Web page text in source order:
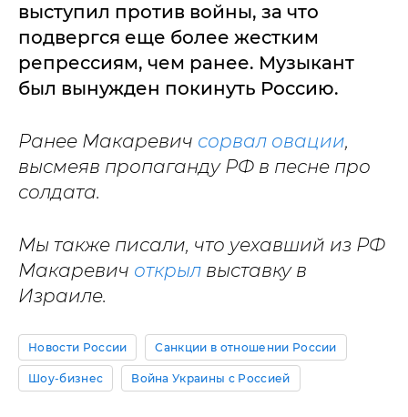
выступил против войны, за что
подвергся еще более жестким
репрессиям, чем ранее. Музыкант
был вынужден покинуть Россию.
Ранее Макаревич сорвал овации,
высмеяв пропаганду РФ в песне про
солдата.
Мы также писали, что уехавший из РФ
Макаревич открыл выставку в
Израиле.
Новости России Санкции в отношении России
Шоу-бизнес Война Украины с Россией